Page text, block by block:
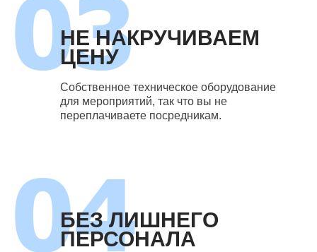
НЕ НАКРУЧИВАЕМ
ЦЕНУ
Собственное техническое оборудование
для мероприятий, так что вы не
переплачиваете посредникам.
БЕЗ ЛИШНЕГО
ПЕРСОНАЛА